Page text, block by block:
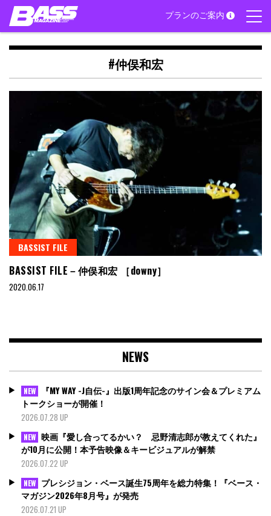
Skip
content
プランのご案内
#仲俣和宏
BASSIST FILE
BASSIST FILE－仲俣和宏 ［downy］
2020.06.17
NEWS
NEW
『MY WAY -J自伝-』出版1周年記念のサイン会＆プレミアム
トークショーが開催！
2026.07.28 UP
NEW 映画『愛し合ってるかい？ 忌野清志郎が教えてくれた』
が10月に公開！本予告映像＆キービジュアルが解禁
2026.07.22 UP
NEW プレシジョン・ベース誕生75周年を総力特集！『ベース・
マガジン2026年8月号』が発売
2026.07.21 UP